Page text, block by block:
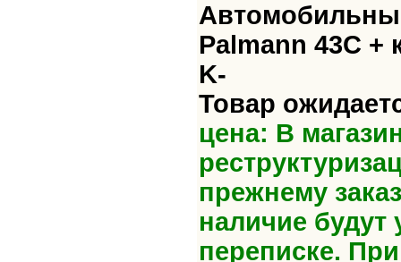
Palmann 43С +
K-
Товар
цена: В
прежнему
наличие будут
переписке.